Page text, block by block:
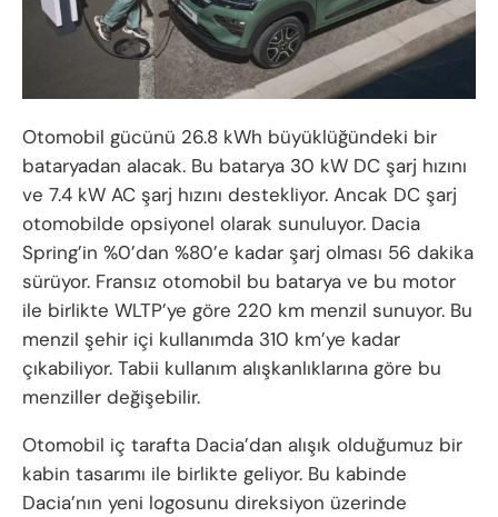
Otomobil gücünü 26.8 kWh büyüklüğündeki bir
bataryadan alacak. Bu batarya 30 kW DC şarj hızını
ve 7.4 kW AC şarj hızını destekliyor. Ancak DC şarj
otomobilde opsiyonel olarak sunuluyor. Dacia
Spring’in %0’dan %80’e kadar şarj olması 56 dakika
sürüyor. Fransız otomobil bu batarya ve bu motor
ile birlikte WLTP’ye göre 220 km menzil sunuyor. Bu
menzil şehir içi kullanımda 310 km’ye kadar
çıkabiliyor. Tabii kullanım alışkanlıklarına göre bu
menziller değişebilir.
Otomobil iç tarafta Dacia’dan alışık olduğumuz bir
kabin tasarımı ile birlikte geliyor. Bu kabinde
Dacia’nın yeni logosunu direksiyon üzerinde